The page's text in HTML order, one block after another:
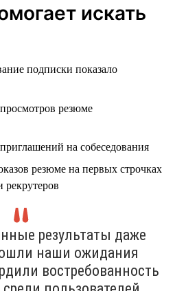
искать
подписки показало
резюме
на собеседования
резюме на первых строчках
рекрутеров
результаты даже
наши ожидания
востребованность